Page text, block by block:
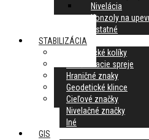
Nivelácia
Konzoly na
Ostatné
STABILIZÁCIA
Geodetické kolíky
Značkovacie spreje
Hraničné znaky
Geodetické klince
Cieľové značky
Nivelačné značky
Iné
GIS